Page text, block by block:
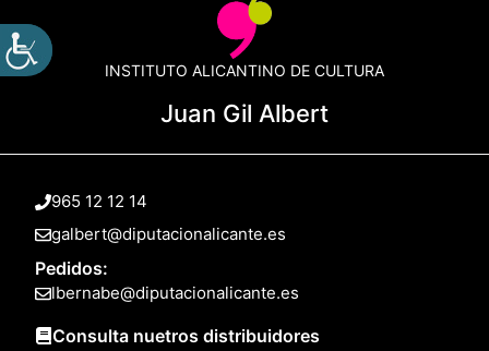
INSTITUTO ALICANTINO DE CULTURA
Juan Gil Albert
965 12 12 14
galbert@diputacionalicante.es
Pedidos:
lbernabe@diputacionalicante.es
Consulta nuetros distribuidores